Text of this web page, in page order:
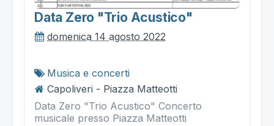
Data Zero "trio Acustico"
domenica 14 agosto 2022
Musica e concerti
Capoliveri - Piazza Matteotti
Data Zero "Trio Acustico" Concerto
musicale presso Piazza Matteotti